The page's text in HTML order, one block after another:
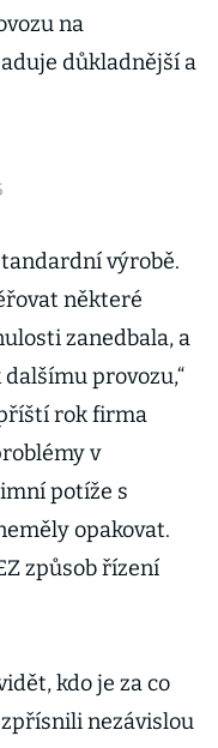
na
důkladnější a
výrobě.
některé
zanedbala, a
provozu,“
rok firma
v
potíže s
opakovat.
způsob řízení
kdo je za co
zpřísnili nezávislou